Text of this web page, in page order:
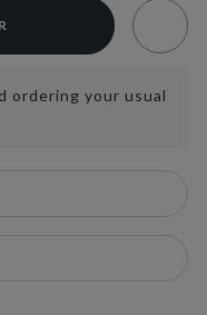
ordering your usual